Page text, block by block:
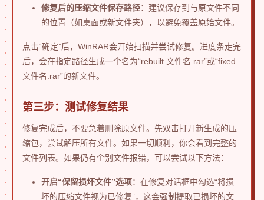
修复后的压缩文件保存路径：建议保存到与原文件不同
的位置（如桌面或新文件夹），以避免覆盖原始文件。
点击“确定”后，WinRAR会开始扫描并尝试修复。进度条走完
后，会在指定路径生成一个名为“rebuilt.文件名.rar”或“fixed.
文件名.rar”的新文件。
第三步：测试修复结果
修复完成后，不要急着删除原文件。先双击打开新生成的压
缩包，尝试解压所有文件。如果一切顺利，你会看到完整的
文件列表。如果仍有个别文件报错，可以尝试以下方法：
开启“保留损坏文件”选项：在修复对话框中勾选“将损
坏的压缩文件视为已修复”，这会强制提取已损坏的文